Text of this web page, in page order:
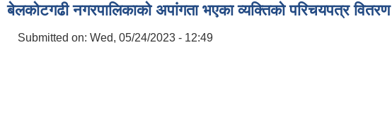
बेलकोटगढी नगरपालिकाको अपांगता भएका व्यक्तिको परिचयपत्र
Submitted on: Wed, 05/24/2023 - 12:49